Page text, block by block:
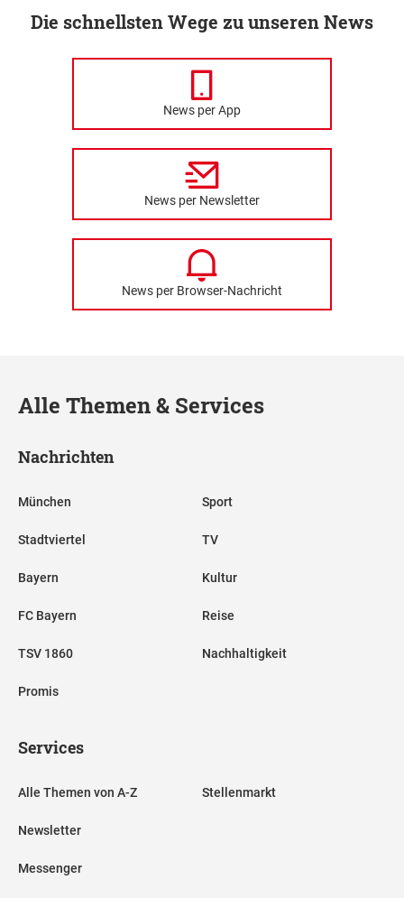
Die schnellsten Wege zu unseren News
News per App
News per Newsletter
News per Browser-Nachricht
Alle Themen & Services
Nachrichten
München
Stadtviertel
Bayern
FC Bayern
TSV 1860
Promis
Sport
TV
Kultur
Reise
Nachhaltigkeit
Services
Alle Themen von A-Z
Newsletter
Messenger
Stellenmarkt